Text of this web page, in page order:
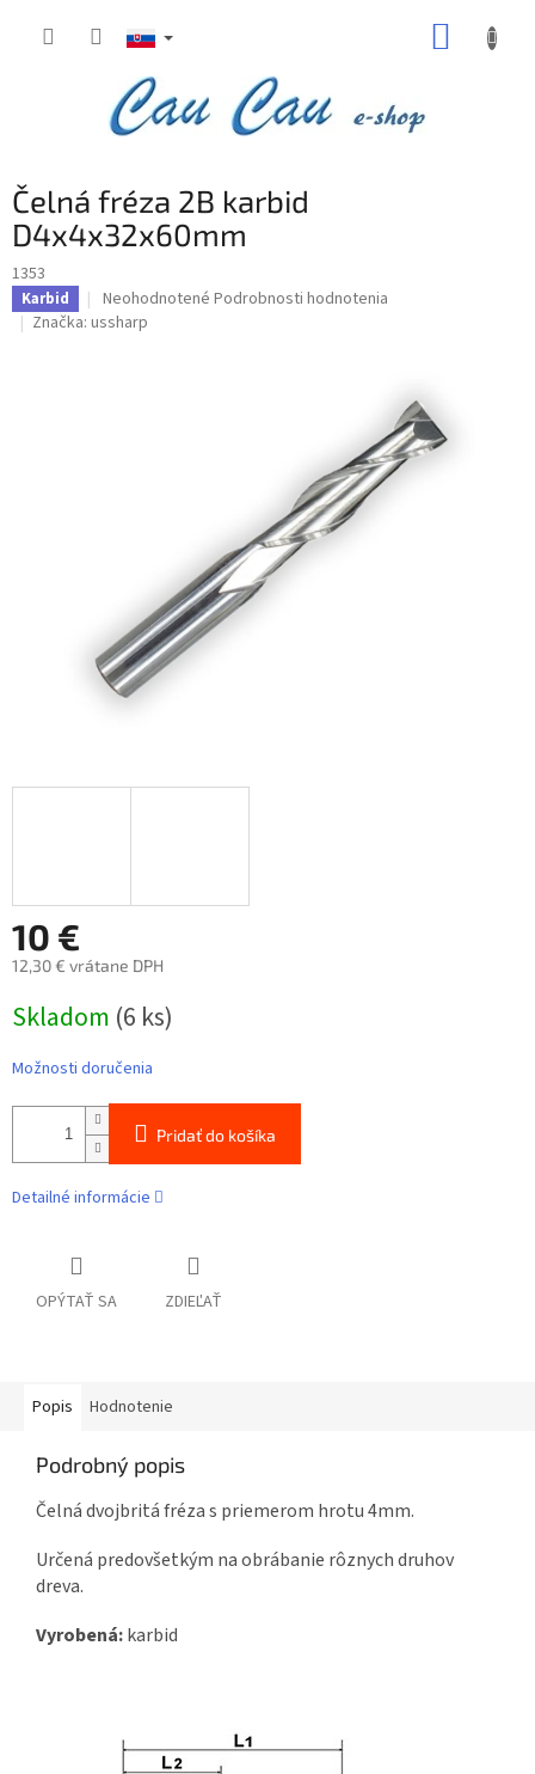
Čelná fréza 2B karbid
D4x4x32x60mm
1353
Karbid
Priemerné
hodnotenie
Neohodnotené Podrobnosti hodnotenia
Značka: ussharp
10 €
12,30 € vrátane DPH
cena:
Skladom (6 ks)
Možnosti doručenia
Pridať do košíka
Detailné informácie
OPÝTAŤ SA ZDIEĽAŤ
Popis Hodnotenie
Podrobný popis
Čelná dvojbritá fréza s priemerom hrotu 4mm.
Určená predovšetkým na obrábanie rôznych druhov
dreva.
Vyrobená:karbid